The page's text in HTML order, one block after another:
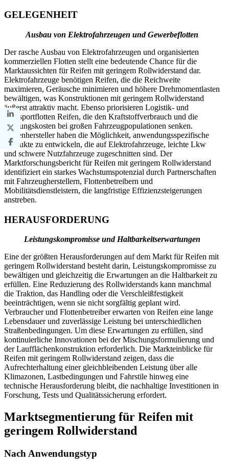
GELEGENHEIT
Ausbau von Elektrofahrzeugen und Gewerbeflotten
Der rasche Ausbau von Elektrofahrzeugen und organisierten
kommerziellen Flotten stellt eine bedeutende Chance für die
Marktaussichten für Reifen mit geringem Rollwiderstand dar.
Elektrofahrzeuge benötigen Reifen, die die Reichweite
maximieren, Geräusche minimieren und höhere Drehmomentlasten
bewältigen, was Konstruktionen mit geringem Rollwiderstand
äußerst attraktiv macht. Ebenso priorisieren Logistik- und
Transportflotten Reifen, die den Kraftstoffverbrauch und die
Wartungskosten bei großen Fahrzeugpopulationen senken.
Reifenhersteller haben die Möglichkeit, anwendungsspezifische
Produkte zu entwickeln, die auf Elektrofahrzeuge, leichte Lkw
und schwere Nutzfahrzeuge zugeschnitten sind. Der
Marktforschungsbericht für Reifen mit geringem Rollwiderstand
identifiziert ein starkes Wachstumspotenzial durch Partnerschaften
mit Fahrzeugherstellern, Flottenbetreibern und
Mobilitätsdienstleistern, die langfristige Effizienzsteigerungen
anstreben.
HERAUSFORDERUNG
Leistungskompromisse und Haltbarkeitserwartungen
Eine der größten Herausforderungen auf dem Markt für Reifen mit
geringem Rollwiderstand besteht darin, Leistungskompromisse zu
bewältigen und gleichzeitig die Erwartungen an die Haltbarkeit zu
erfüllen. Eine Reduzierung des Rollwiderstands kann manchmal
die Traktion, das Handling oder die Verschleißfestigkeit
beeinträchtigen, wenn sie nicht sorgfältig geplant wird.
Verbraucher und Flottenbetreiber erwarten von Reifen eine lange
Lebensdauer und zuverlässige Leistung bei unterschiedlichen
Straßenbedingungen. Um diese Erwartungen zu erfüllen, sind
kontinuierliche Innovationen bei der Mischungsformulierung und
der Laufflächenkonstruktion erforderlich. Die Markteinblicke für
Reifen mit geringem Rollwiderstand zeigen, dass die
Aufrechterhaltung einer gleichbleibenden Leistung über alle
Klimazonen, Lastbedingungen und Fahrstile hinweg eine
technische Herausforderung bleibt, die nachhaltige Investitionen in
Forschung, Tests und Qualitätssicherung erfordert.
Marktsegmentierung für Reifen mit
geringem Rollwiderstand
Nach Anwendungstyp